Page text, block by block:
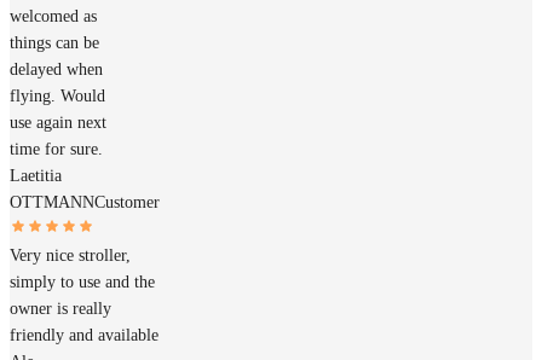
welcomed as
things can be
delayed when
flying. Would
use again next
time for sure.
Laetitia
OTTMANNCustomer
Very nice stroller,
simply to use and the
owner is really
friendly and available